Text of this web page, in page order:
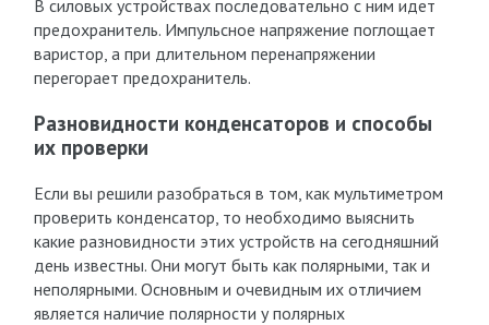
В силовых устройствах последовательно с ним идет
предохранитель. Импульсное напряжение поглощает
варистор, а при длительном перенапряжении
перегорает предохранитель.
Разновидности конденсаторов и способы
их проверки
Если вы решили разобраться в том, как мультиметром
проверить конденсатор, то необходимо выяснить
какие разновидности этих устройств на сегодняшний
день известны. Они могут быть как полярными, так и
неполярными. Основным и очевидным их отличием
является наличие полярности у полярных